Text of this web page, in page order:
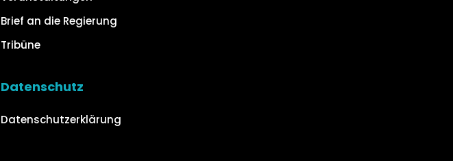
Brief an die Regierung
Tribüne
Datenschutz
Datenschutzerklärung